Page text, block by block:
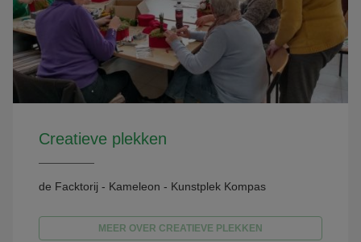
Creatieve plekken
de Facktorij - Kameleon - Kunstplek Kompas
MEER OVER CREATIEVE PLEKKEN